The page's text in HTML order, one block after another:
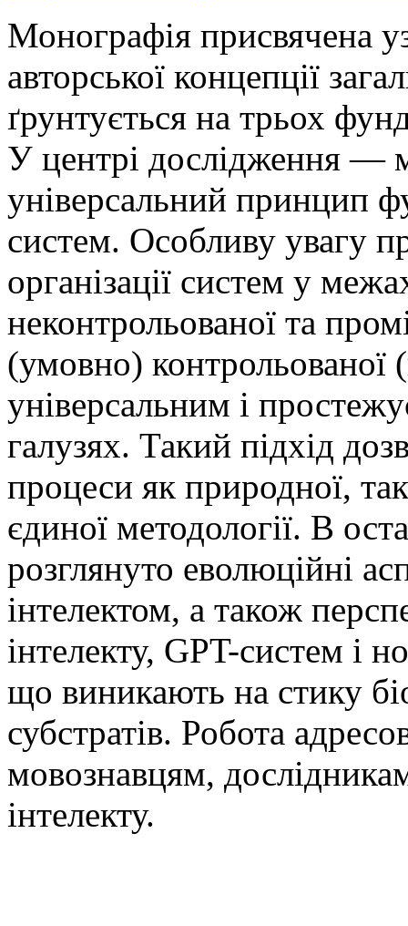
Монографія присвячена
авторської концепції
ґрунтується на трьох
У центрі дослідження —
універсальний принцип
систем. Особливу увагу
організації систем у
неконтрольованої та
(умовно) контрольованої
універсальним і
галузях. Такий підхід
процеси як природної, так
єдиної методології. В
розглянуто еволюційні
інтелектом, а також
інтелекту, GPT-систем і
що виникають на стику
субстратів. Робота
мовознавцям,
інтелекту.